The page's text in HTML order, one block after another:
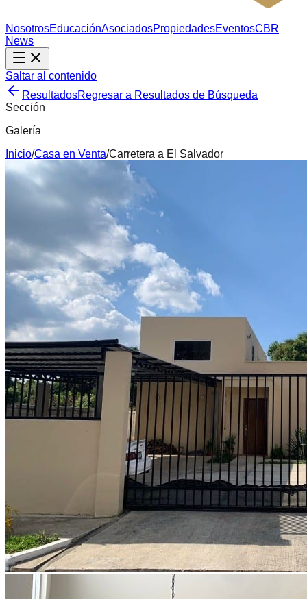
NosotrosEducaciónAsociadosPropiedadesEventosCBR
News
Saltar al contenido
ResultadosRegresar a Resultados de Búsqueda
Sección
Galería
Inicio/Casa en Venta/Carretera a El Salvador